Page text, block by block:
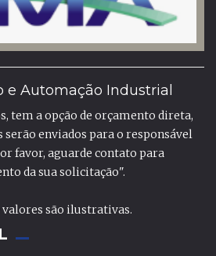
e Automação Industrial
tem a opção de orçamento direta,
enviados para o responsável
favor, aguarde contato para
da sua solicitação".
são ilustrativas.